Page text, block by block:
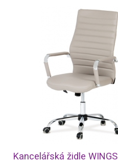
Kancelářská židle WINGS